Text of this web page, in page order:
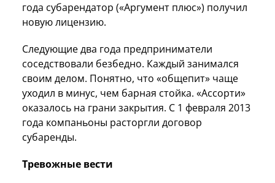
года субарендатор («Аргумент плюс») получил
новую лицензию.
Следующие два года предприниматели
соседствовали безбедно. Каждый занимался
своим делом. Понятно, что «общепит» чаще
уходил в минус, чем барная стойка. «Ассорти»
оказалось на грани закрытия. С 1 февраля 2013
года компаньоны расторгли договор
субаренды.
Тревожные вести